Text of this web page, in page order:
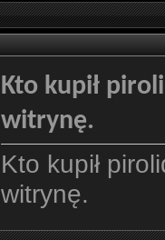
Kto kupił
witrynę.
Kto kupił
witrynę.